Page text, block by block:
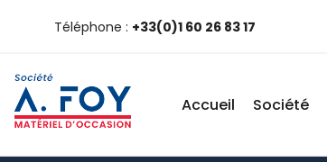
Téléphone : +33(0)1 60 26 83 17
Accueil Société